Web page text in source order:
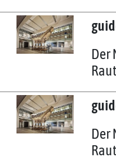
Der
Der